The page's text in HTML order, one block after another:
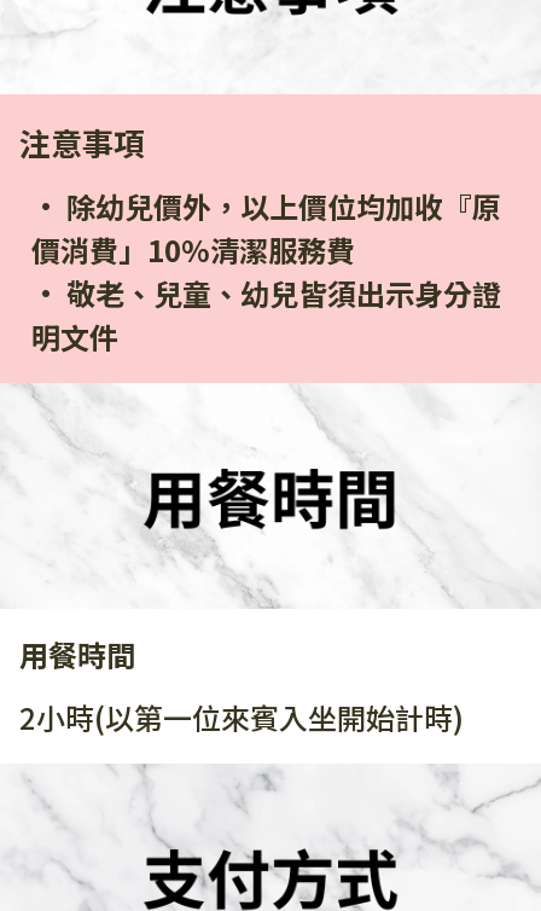
注意事項
除幼兒價外，以上價位均加收『原
價消費」10%清潔服務費
敬老、兒童、幼兒皆須出示身分證
明文件
用餐時間
2小時(以第一位來賓入坐開始計時)